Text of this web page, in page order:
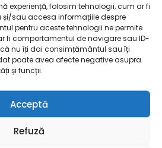
experiență, folosim tehnologii, cum ar fi
și/sau accesa informațiile despre
pentru aceste tehnologii ne permite
fi comportamentul de navigare sau ID-
nu îți dai consimțământul sau îți
poate avea afecte negative asupra
și funcții.
Acceptă
Refuză
"Poșta Română" S.A.